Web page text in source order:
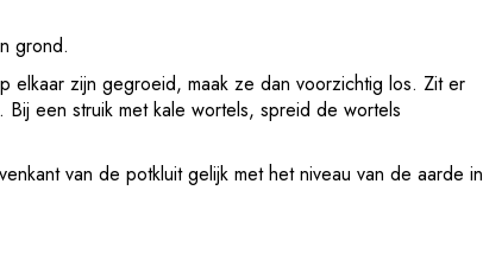
grond.
zijn gegroeid, maak ze dan voorzichtig los. Zit er
een struik met kale wortels, spreid de wortels
van de potkluit gelijk met het niveau van de aarde in